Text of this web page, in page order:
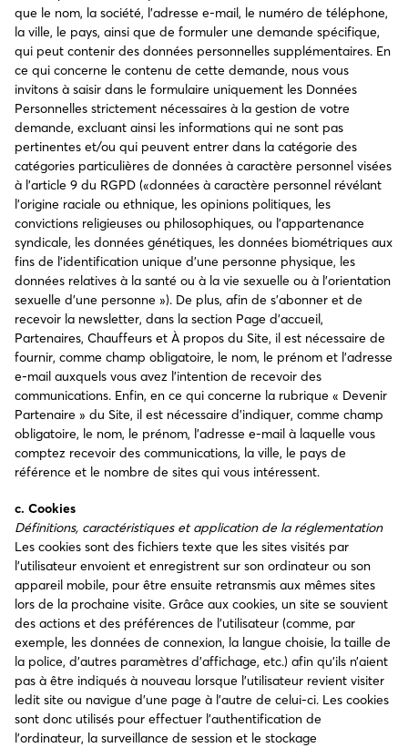
que le nom, la société, l’adresse e-mail, le numéro de téléphone,
la ville, le pays, ainsi que de formuler une demande spécifique,
qui peut contenir des données personnelles supplémentaires. En
ce qui concerne le contenu de cette demande, nous vous
invitons à saisir dans le formulaire uniquement les Données
Personnelles strictement nécessaires à la gestion de votre
demande, excluant ainsi les informations qui ne sont pas
pertinentes et/ou qui peuvent entrer dans la catégorie des
catégories particulières de données à caractère personnel visées
à l’article 9 du RGPD («données à caractère personnel révélant
l’origine raciale ou ethnique, les opinions politiques, les
convictions religieuses ou philosophiques, ou l’appartenance
syndicale, les données génétiques, les données biométriques aux
fins de l’identification unique d’une personne physique, les
données relatives à la santé ou à la vie sexuelle ou à l’orientation
sexuelle d’une personne »). De plus, afin de s’abonner et de
recevoir la newsletter, dans la section Page d’accueil,
Partenaires, Chauffeurs et À propos du Site, il est nécessaire de
fournir, comme champ obligatoire, le nom, le prénom et l’adresse
e-mail auxquels vous avez l’intention de recevoir des
communications. Enfin, en ce qui concerne la rubrique « Devenir
Partenaire » du Site, il est nécessaire d’indiquer, comme champ
obligatoire, le nom, le prénom, l’adresse e-mail à laquelle vous
comptez recevoir des communications, la ville, le pays de
référence et le nombre de sites qui vous intéressent.
c. Cookies
Définitions, caractéristiques et application de la réglementation
Les cookies sont des fichiers texte que les sites visités par
l’utilisateur envoient et enregistrent sur son ordinateur ou son
appareil mobile, pour être ensuite retransmis aux mêmes sites
lors de la prochaine visite. Grâce aux cookies, un site se souvient
des actions et des préférences de l’utilisateur (comme, par
exemple, les données de connexion, la langue choisie, la taille de
la police, d’autres paramètres d’affichage, etc.) afin qu’ils n’aient
pas à être indiqués à nouveau lorsque l’utilisateur revient visiter
ledit site ou navigue d’une page à l’autre de celui-ci. Les cookies
sont donc utilisés pour effectuer l’authentification de
l’ordinateur, la surveillance de session et le stockage